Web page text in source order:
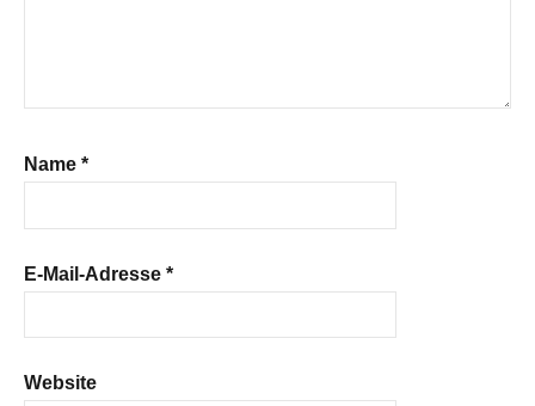
Name *
E-Mail-Adresse *
Website